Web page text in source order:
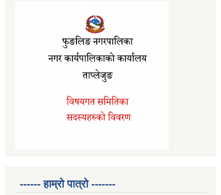
------ हाम्रो पात्रो -------